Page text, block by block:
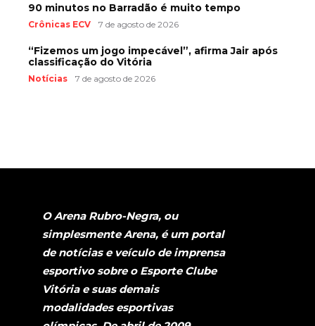
90 minutos no Barradão é muito tempo
Crônicas ECV 7 de agosto de 2026
“Fizemos um jogo impecável”, afirma Jair após
classificação do Vitória
Notícias 7 de agosto de 2026
O Arena Rubro-Negra, ou
simplesmente Arena, é um portal
de notícias e veículo de imprensa
esportivo sobre o Esporte Clube
Vitória e suas demais
modalidades esportivas